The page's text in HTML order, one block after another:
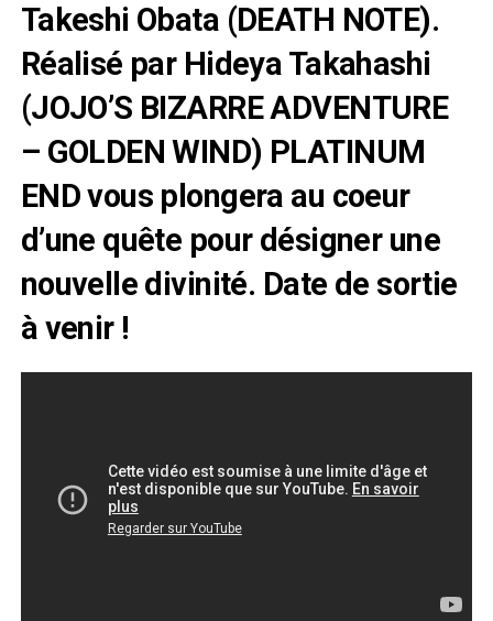
Takeshi Obata (DEATH NOTE).
Réalisé par Hideya Takahashi
(JOJO’S BIZARRE ADVENTURE
– GOLDEN WIND) PLATINUM
END vous plongera au coeur
d’une quête pour désigner une
nouvelle divinité. Date de sortie
à venir !